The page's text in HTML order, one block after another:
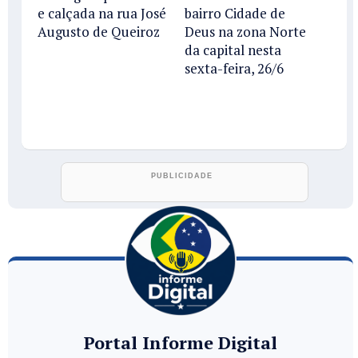
e calçada na rua José
Augusto de Queiroz
bairro Cidade de
Deus na zona Norte
da capital nesta
sexta-feira, 26/6
Portal Informe Digital